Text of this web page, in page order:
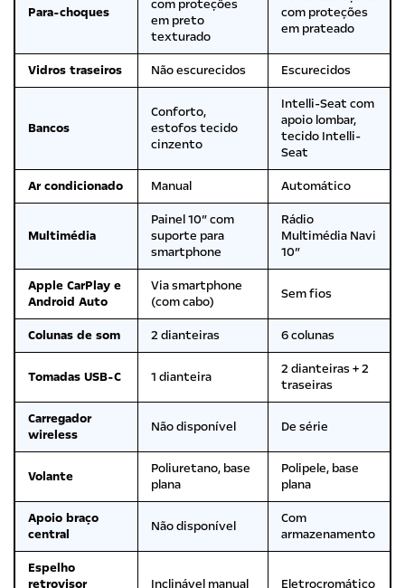
Para-choques
com proteções
em preto
texturado
com proteções
em prateado
Vidros traseiros Não escurecidos Escurecidos
Bancos
Conforto,
estofos tecido
cinzento
Intelli-Seat com
apoio lombar,
tecido Intelli-
Seat
Ar condicionado
Manual Automático
Multimédia
Painel 10″ com
suporte para
smartphone
Rádio
Multimédia Navi
10″
Apple CarPlay e
Android Auto
Via smartphone
(com cabo)
Sem fios
Colunas de som 2 dianteiras 6 colunas
Tomadas USB-C 1 dianteira
2 dianteiras + 2
traseiras
Carregador
wireless
Não disponível De série
Volante
Poliuretano, base
plana
Polipele, base
plana
Apoio braço
central
Não disponível
Com
armazenamento
Espelho
retrovisor
Inclinável manual Eletrocromático